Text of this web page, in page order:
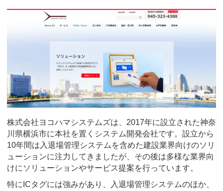
株式会社ヨコハマシステムズは、2017年に設立された神奈
川県横浜市に本社を置くシステム開発会社です。設立から
10年間は入退場管理システムを含めた建設業界向けのソリ
ューションに注力してきましたが、その後は多様な業界向
けにソリューションやサービス提案を行っています。
特にICタグには強みがあり、入退場管理システムのほか、